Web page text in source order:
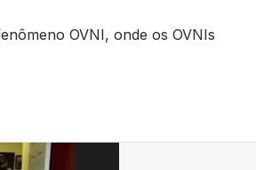
OVNI, onde os OVNIs